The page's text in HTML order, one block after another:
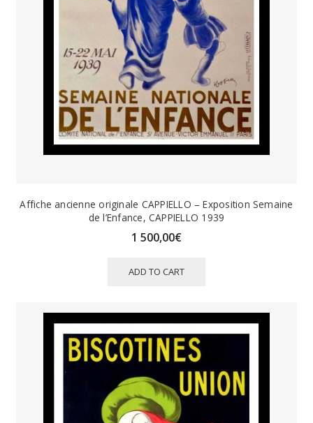
Affiche ancienne originale CAPPIELLO – Exposition Semaine
de l’Enfance, CAPPIELLO 1939
1 500,00€
ADD TO CART